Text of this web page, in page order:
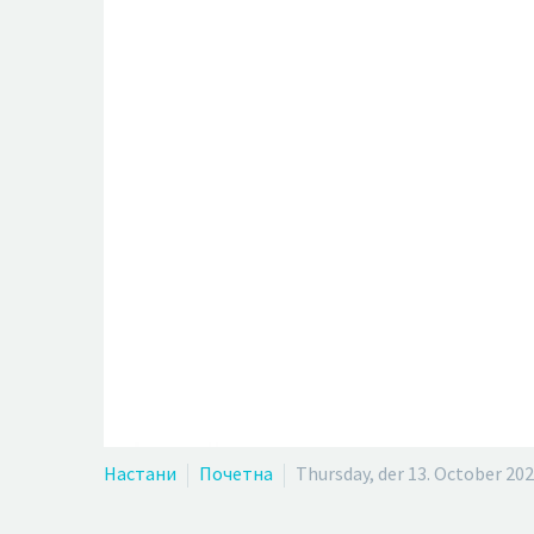
Настани Почетна Thursday, der 13. October